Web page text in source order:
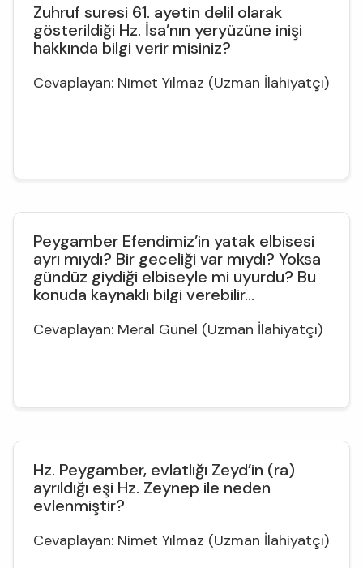
Zuhruf suresi 61. ayetin delil olarak
gösterildiği Hz. İsa’nın yeryüzüne inişi
hakkında bilgi verir misiniz?
Cevaplayan: Nimet Yılmaz (Uzman İlahiyatçı)
Peygamber Efendimiz’in yatak elbisesi
ayrı mıydı? Bir geceliği var mıydı? Yoksa
gündüz giydiği elbiseyle mi uyurdu? Bu
konuda kaynaklı bilgi verebilir...
Cevaplayan: Meral Günel (Uzman İlahiyatçı)
Hz. Peygamber, evlatlığı Zeyd’in (ra)
ayrıldığı eşi Hz. Zeynep ile neden
evlenmiştir?
Cevaplayan: Nimet Yılmaz (Uzman İlahiyatçı)